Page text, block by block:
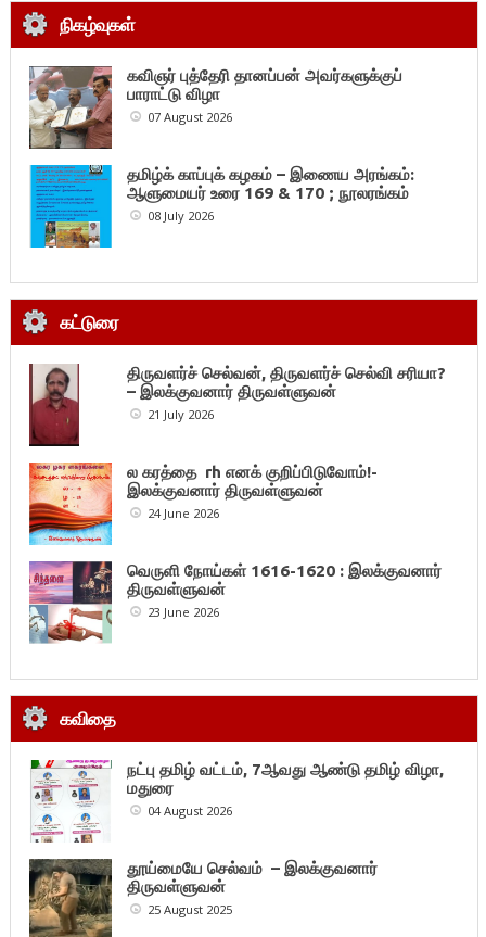
நிகழ்வுகள்
கவிஞர் புத்தேரி தானப்பன் அவர்களுக்குப்
பாராட்டு விழா
07 August 2026
தமிழ்க் காப்புக் கழகம் – இணைய அரங்கம்:
ஆளுமையர் உரை 169 & 170 ; நூலரங்கம்
08 July 2026
கட்டுரை
திருவளர்ச் செல்வன், திருவளர்ச் செல்வி சரியா?
– இலக்குவனார் திருவள்ளுவன்
21 July 2026
ல கரத்தை rh எனக் குறிப்பிடுவோம்!-
இலக்குவனார் திருவள்ளுவன்
24 June 2026
வெருளி நோய்கள் 1616-1620 : இலக்குவனார்
திருவள்ளுவன்
23 June 2026
கவிதை
நட்பு தமிழ் வட்டம், 7ஆவது ஆண்டு தமிழ் விழா,
மதுரை
04 August 2026
தூய்மையே செல்வம் – இலக்குவனார்
திருவள்ளுவன்
25 August 2025